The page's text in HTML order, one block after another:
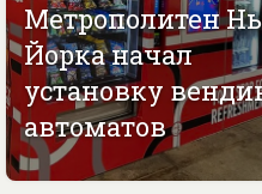
Метрополитен
Йорка начал
установку
автоматов